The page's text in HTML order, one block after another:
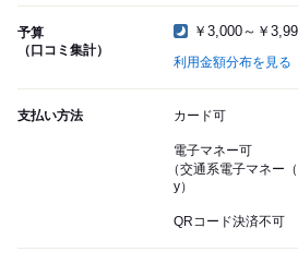
予算
（口コミ集計）
￥3,000～￥
利用金額分布を見る
支払い方法 カード可
電子マネー可
（交通系電子マネー
y）
QRコード決済不可